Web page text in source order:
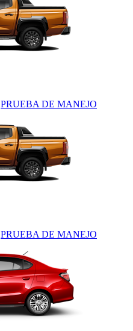
PRUEBA DE MANEJO
PRUEBA DE MANEJO